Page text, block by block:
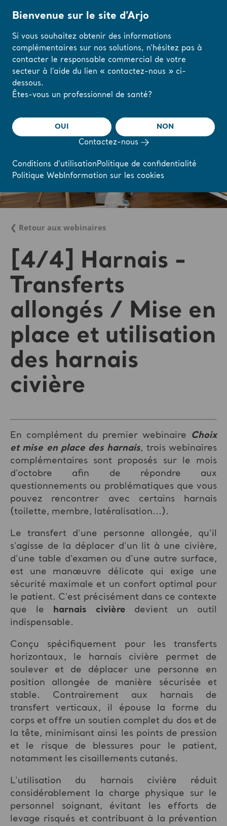
Modifiez votre
langue ici
J'AI COMPRIS
Accueil / ... / Webinaires et formations en ligne de l’Académie Arjo
❮ Retour aux webinaires
[4/4] Harnais -
Transferts
allongés / Mise en
place et utilisation
des harnais
civière
En complément du premier webinaire Choix
et mise en place des harnais, trois webinaires
complémentaires sont proposés sur le mois
d'octobre afin de répondre aux
questionnements ou problématiques que vous
pouvez rencontrer avec certains harnais
(toilette, membre, latéralisation...).
Le transfert d'une personne allongée, qu'il
s'agisse de la déplacer d'un lit à une civière,
d'une table d'examen ou d'une autre surface,
est une manœuvre délicate qui exige une
sécurité maximale et un confort optimal pour
le patient. C'est précisément dans ce contexte
que le
harnais civière devient un outil
indispensable.
Conçu spécifiquement pour les transferts
horizontaux, le harnais civière permet de
soulever et de déplacer une personne en
position allongée de manière sécurisée et
stable. Contrairement aux harnais de
transfert verticaux, il épouse la forme du
corps et offre un soutien complet du dos et de
la tête, minimisant ainsi les points de pression
et le risque de blessures pour le patient,
notamment les cisaillements cutanés.
L'utilisation du harnais civière réduit
considérablement la charge physique sur le
personnel soignant, évitant les efforts de
levage risqués et contribuant à la prévention
Bienvenue sur le site d’Arjo
Si vous souhaitez obtenir des informations
complémentaires sur nos solutions, n’hésitez pas à
contacter le responsable commercial de votre
secteur à l’aide du lien « contactez-nous » ci-
dessous.
Êtes-vous un professionnel de santé?
OUI NON
Contactez-nous
Conditions d’utilisationPolitique de confidentialité
Politique WebInformation sur les cookies